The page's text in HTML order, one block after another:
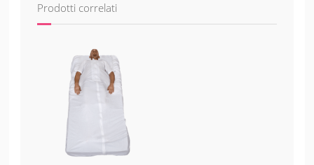
Prodotti correlati